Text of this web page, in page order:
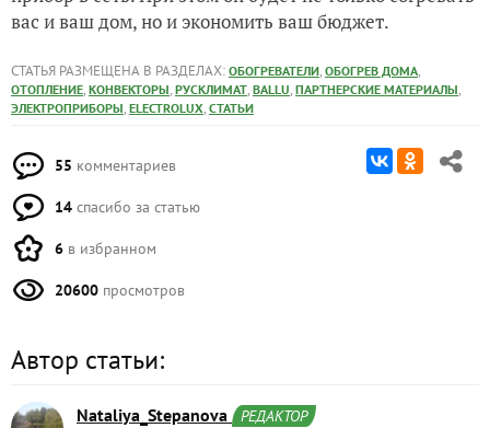
вас и ваш дом, но и экономить ваш бюджет.
СТАТЬЯ РАЗМЕЩЕНА В РАЗДЕЛАХ: ОБОГРЕВАТЕЛИ, ОБОГРЕВ ДОМА,
ОТОПЛЕНИЕ, КОНВЕКТОРЫ, РУСКЛИМАТ, BALLU, ПАРТНЕРСКИЕ МАТЕРИАЛЫ,
ЭЛЕКТРОПРИБОРЫ, ELECTROLUX, СТАТЬИ
55 комментариев
14 спасибо за статью
6 в избранном
20600 просмотров
Автор статьи:
Nataliya_Stepanova РЕДАКТОР